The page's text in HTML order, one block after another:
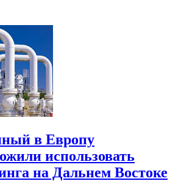
в Европу
использовать
на Дальнем Востоке